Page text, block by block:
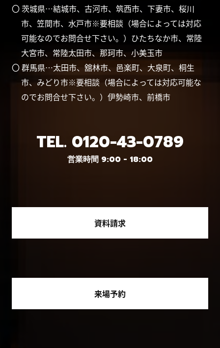
〇 茨城県…結城市、古河市、筑西市、下妻市、桜川
市、笠間市、水戸市※要相談（場合によっては対応
可能なのでお問合せ下さい。）ひたちなか市、常陸
大宮市、常陸太田市、那珂市、小美玉市
〇 群馬県…太田市、舘林市、邑楽町、大泉町、桐生
市、みどり市※要相談（場合によっては対応可能な
のでお問合せ下さい。）伊勢崎市、前橋市
TEL. 0120-43-0789
営業時間 9:00 - 18:00
資料請求
来場予約